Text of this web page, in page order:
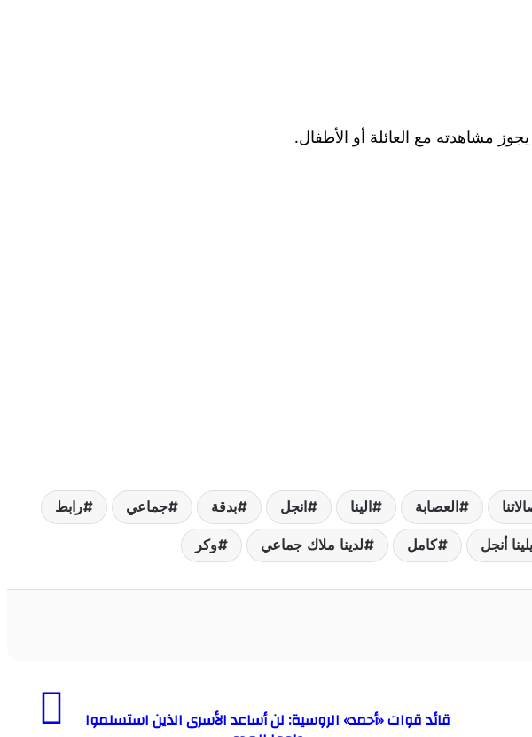
مشاهدته مع العائلة أو الأطفال.
العصابة الينا انجل بدقة جماعي رابط
أنجل كامل لدينا ملاك جماعي وكر
قائد قوات «أحمد» الروسية: لن أساعد الأسرى الذين استسلموا